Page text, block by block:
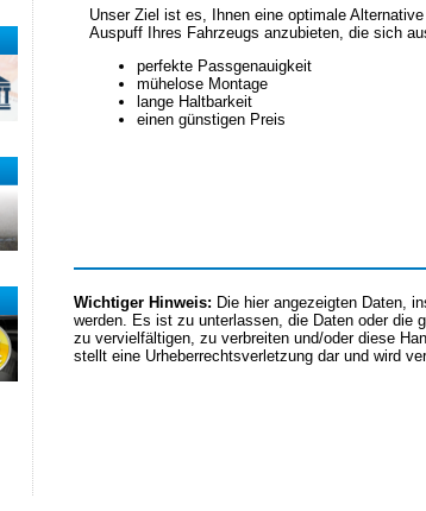
Unser Ziel ist es, Ihnen eine optimale
Auspuff Ihres Fahrzeugs anzubieten, die sich
perfekte Passgenauigkeit
mühelose Montage
lange Haltbarkeit
einen günstigen Preis
Wichtiger Hinweis: Die hier angezeigten Daten,
werden. Es ist zu unterlassen, die Daten oder die
zu vervielfältigen, zu verbreiten und/oder diese
stellt eine Urheberrechtsverletzung dar und wird